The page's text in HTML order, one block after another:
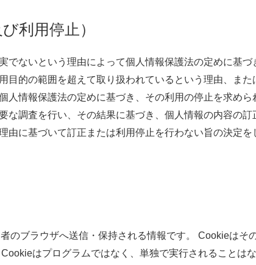
利用停止）
でないという理由によって個人情報保護法の定めに基
的の範囲を超えて取り扱われているという理由、ま
人情報保護法の定めに基づき、その利用の停止を求め
な調査を行い、その結果に基づき、個人情報の内容の
由に基づいて訂正または利用停止を行わない旨の決定
のブラウザへ送信・保持される情報です。 Cookieはそ
はプログラムではなく、単独で実行されることは